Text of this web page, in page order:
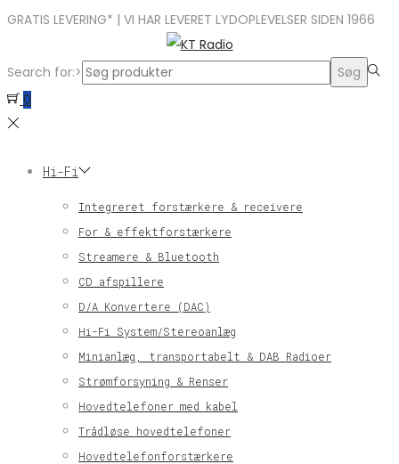
GRATIS LEVERING* | VI HAR LEVERET LYDOPLEVELSER SIDEN 1966
Search for:>
Søg
0
Hi-Fi
Integreret forstærkere & receivere
For & effektforstærkere
Streamere & Bluetooth
CD afspillere
D/A Konvertere (DAC)
Hi-Fi System/Stereoanlæg
Minianlæg, transportabelt & DAB Radioer
Strømforsyning & Renser
Hovedtelefoner med kabel
Trådløse hovedtelefoner
Hovedtelefonforstærkere